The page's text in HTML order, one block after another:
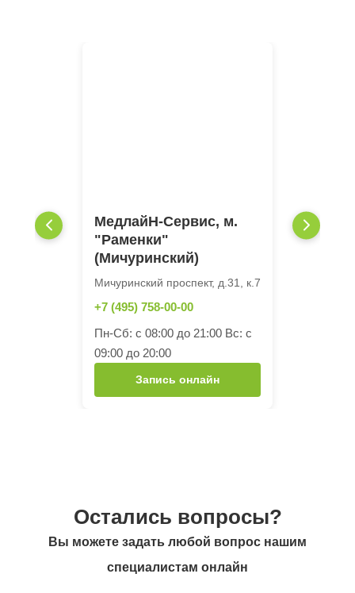
МедлайН-Сервис, м.
"Раменки"
(Мичуринский)
Мичуринский проспект, д.31, к.7
+7 (495) 758-00-00
Пн-Сб: с 08:00 до 21:00 Вс: с
09:00 до 20:00
Запись онлайн
Остались вопросы?
Вы можете задать любой вопрос нашим
специалистам онлайн